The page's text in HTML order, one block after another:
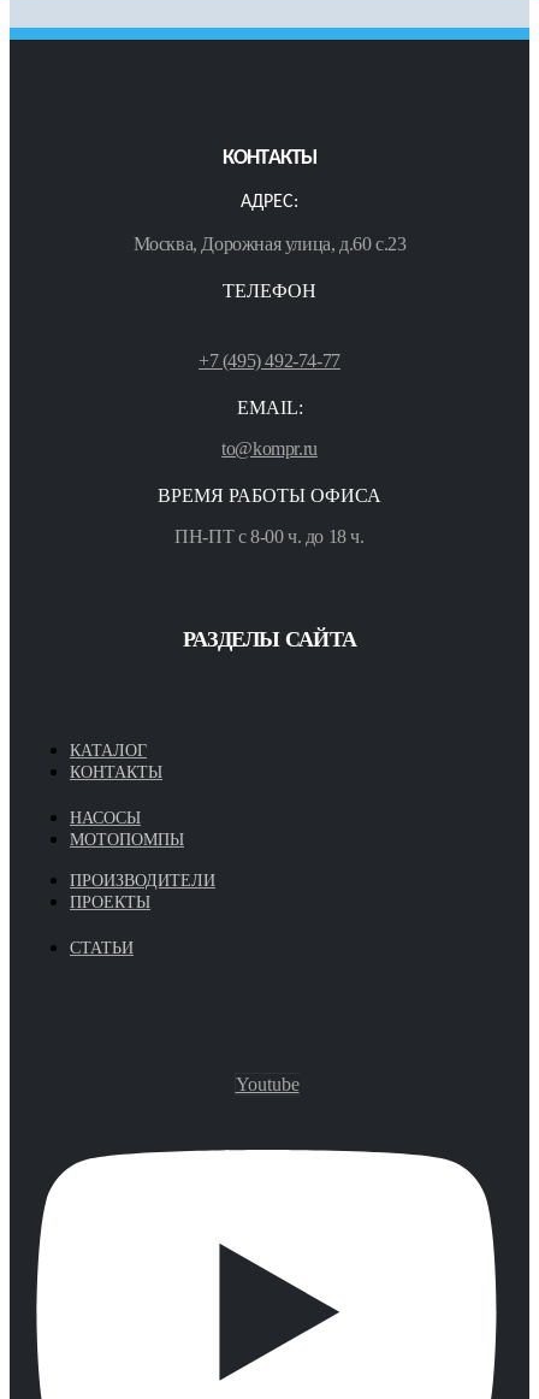
КОНТАКТЫ
АДРЕС:
Москва, Дорожная улица, д.60 с.23
ТЕЛЕФОН
+7 (495) 492-74-77
EMAIL:
to@kompr.ru
ВРЕМЯ РАБОТЫ ОФИСА
ПН-ПТ с 8-00 ч. до 18 ч.
РАЗДЕЛЫ САЙТА
КАТАЛОГ
КОНТАКТЫ
НАСОСЫ
МОТОПОМПЫ
ПРОИЗВОДИТЕЛИ
ПРОЕКТЫ
СТАТЬИ
Youtube